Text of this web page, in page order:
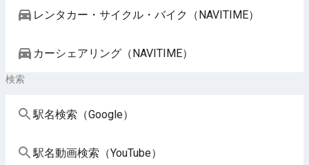
レンタカー・サイクル・バイク（NAVITIME）
カーシェアリング（NAVITIME）
検索
駅名検索（Google）
駅名動画検索（YouTube）